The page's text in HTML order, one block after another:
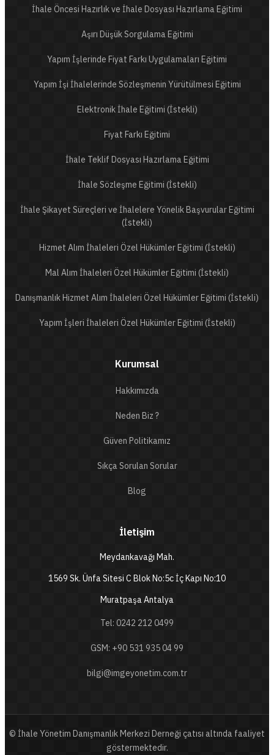
İhale Öncesi Hazırlık ve İhale Dosyası Hazırlama Eğitimi
Aşırı Düşük Sorgulama Eğitimi
Yapım İşlerinde Fiyat Farkı Uygulamaları Eğitimi
Yapım İşi İhalelerinde Sözleşmenin Yürütülmesi Eğitimi
Elektronik İhale Eğitimi (İstekli)
Fiyat Farkı Eğitimi
İhale Teklif Dosyası Hazırlama Eğitimi
İhale Sözleşme Eğitimi (İstekli)
İhale Şikayet Süreçleri ve İhalelere Yönelik Başvurular Eğitimi
(İstekli)
Hizmet Alım İhaleleri Özel Hükümler Eğitimi (İstekli)
Mal Alım İhaleleri Özel Hükümler Eğitimi (İstekli)
Danışmanlık Hizmet Alım İhaleleri Özel Hükümler Eğitimi (İstekli)
Yapım İşleri İhaleleri Özel Hükümler Eğitimi (İstekli)
Kurumsal
Hakkımızda
Neden Biz ?
Güven Politikamız
Sıkça Sorulan Sorular
Blog
İletişim
Meydankavağı Mah.
1569 Sk. Ünfa Sitesi C Blok No:5c İç Kapı No:10
Muratpaşa Antalya
Tel: 0242 212 0499
GSM: +90 531 935 04 99
bilgi@imgeyonetim.com.tr
© İhale Yönetim Danışmanlık Merkezi Derneği çatısı altında faaliyet
göstermektedir.